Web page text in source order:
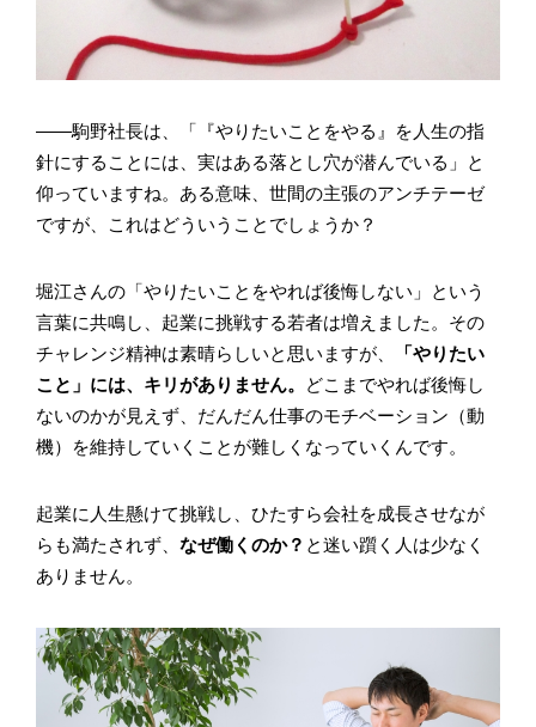
――駒野社長は、「『やりたいことをやる』を人生の指
針にすることには、実はある落とし穴が潜んでいる」と
仰っていますね。ある意味、世間の主張のアンチテーゼ
ですが、これはどういうことでしょうか？
堀江さんの「やりたいことをやれば後悔しない」という
言葉に共鳴し、起業に挑戦する若者は増えました。その
チャレンジ精神は素晴らしいと思いますが、
「やりたい
こと」には、キリがありません。
どこまでやれば後悔し
ないのかが見えず、だんだん仕事のモチベーション（動
機）を維持していくことが難しくなっていくんです。
起業に人生懸けて挑戦し、ひたすら会社を成長させなが
らも満たされず、 なぜ働くのか？ と迷い躓く人は少なく
ありません。